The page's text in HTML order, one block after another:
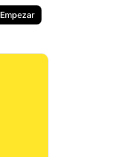
Empezar